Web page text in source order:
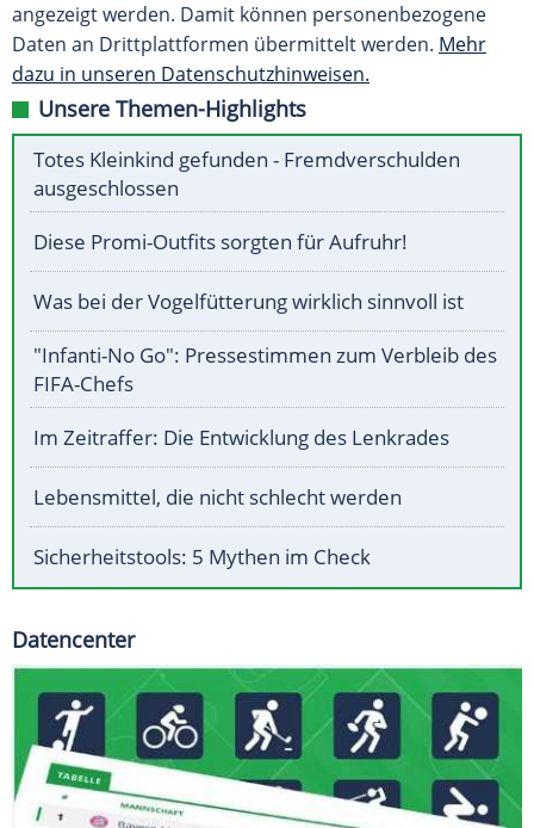
angezeigt werden. Damit können personenbezogene
Daten an Drittplattformen übermittelt werden. Mehr
dazu in unseren Datenschutzhinweisen.
Unsere Themen-Highlights
Totes Kleinkind gefunden - Fremdverschulden
ausgeschlossen
Diese Promi-Outfits sorgten für Aufruhr!
Was bei der Vogelfütterung wirklich sinnvoll ist
"Infanti-No Go": Pressestimmen zum Verbleib des
FIFA-Chefs
Im Zeitraffer: Die Entwicklung des Lenkrades
Lebensmittel, die nicht schlecht werden
Sicherheitstools: 5 Mythen im Check
Datencenter